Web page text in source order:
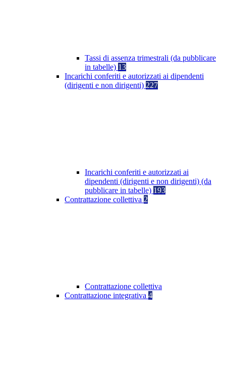
Tassi di assenza trimestrali (da pubblicare
in tabelle) 13
Incarichi conferiti e autorizzati ai dipendenti
(dirigenti e non dirigenti) 227
Incarichi conferiti e autorizzati ai
dipendenti (dirigenti e non dirigenti) (da
pubblicare in tabelle) 193
Contrattazione collettiva 2
Contrattazione collettiva
Contrattazione integrativa 4